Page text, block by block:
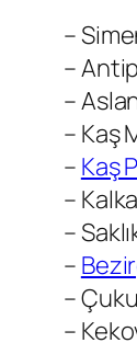
–
–
–
– Kaş
– Kaş
–
–
–
–
–